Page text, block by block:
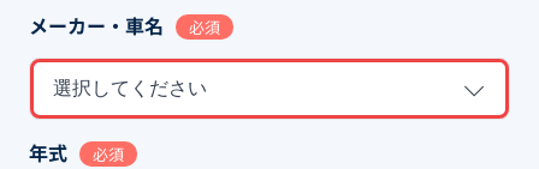
メーカー・車名 必須
選択してください
年式 必須